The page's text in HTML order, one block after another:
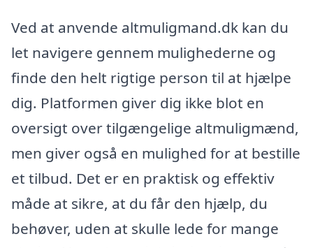
Ved at anvende altmuligmand.dk kan du
let navigere gennem mulighederne og
finde den helt rigtige person til at hjælpe
dig. Platformen giver dig ikke blot en
oversigt over tilgængelige altmuligmænd,
men giver også en mulighed for at bestille
et tilbud. Det er en praktisk og effektiv
måde at sikre, at du får den hjælp, du
behøver, uden at skulle lede for mange